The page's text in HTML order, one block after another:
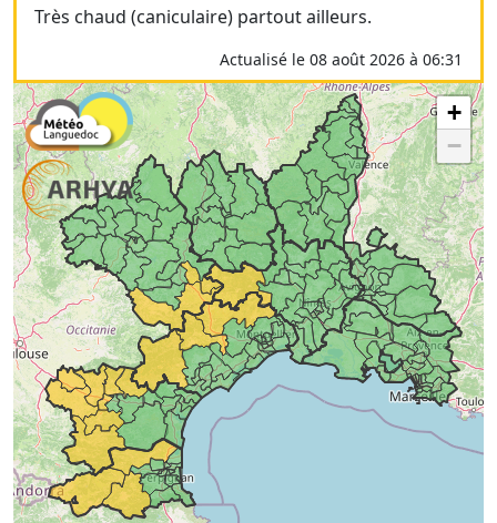
Très chaud (caniculaire) partout ailleurs.
Actualisé le 08 août 2026 à 06:31
+
−